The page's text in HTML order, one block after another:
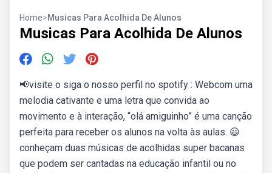
Home>Musicas Para Acolhida De Alunos
Musicas Para Acolhida De Alunos
📢visite o siga o nosso perfil no spotify : Webcom uma
melodia cativante e uma letra que convida ao
movimento e à interação, “olá amiguinho” é uma canção
perfeita para receber os alunos na volta às aulas. 😃
conheçam duas músicas de acolhidas super bacanas
que podem ser cantadas na educação infantil ou no